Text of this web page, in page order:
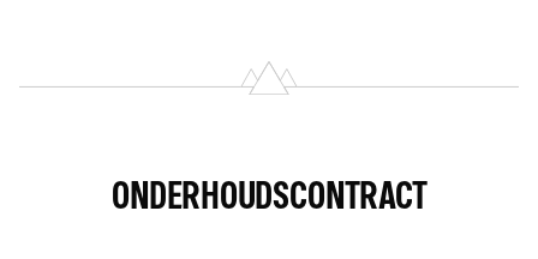
ONDERHOUDSCONTRACT